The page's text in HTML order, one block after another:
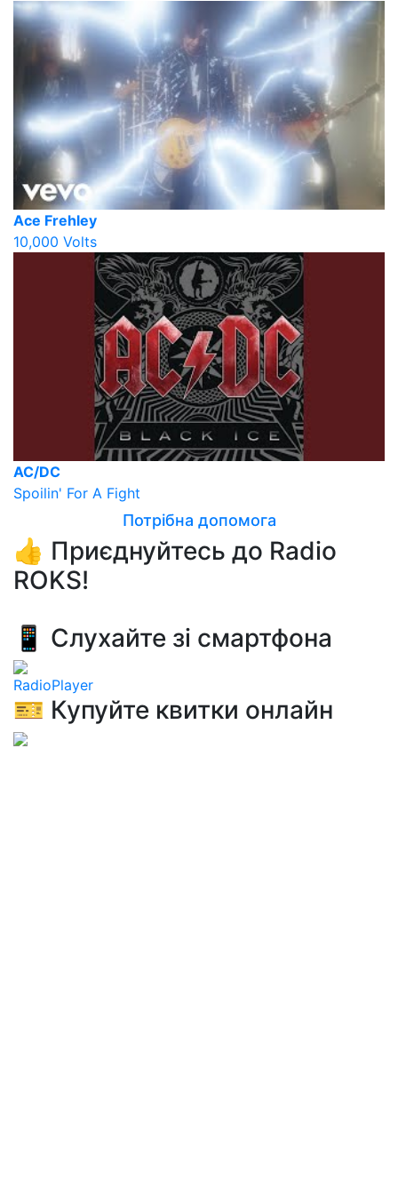
Ace Frehley
10,000 Volts
AC/DC
Spoilin' For A Fight
Потрібна допомога
👍 Приєднуйтесь до Radio
ROKS!
📱 Слухайте зі смартфона
RadioPlayer
🎫 Купуйте квитки онлайн